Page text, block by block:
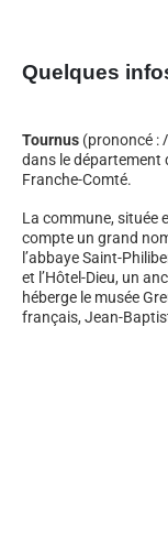
Quelques
Tournus (prononcé :/
dans le département
Franche-Comté.
La commune, située
compte un grand
l’abbaye Saint-
et l’Hôtel-Dieu, un
héberge le musée
français, Jean-